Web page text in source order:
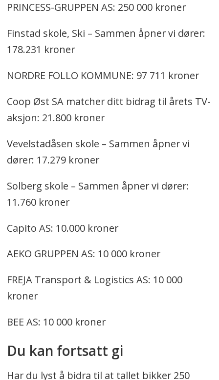
PRINCESS-GRUPPEN AS: 250 000 kroner
Finstad skole, Ski – Sammen åpner vi dører:
178.231 kroner
NORDRE FOLLO KOMMUNE: 97 711 kroner
Coop Øst SA matcher ditt bidrag til årets TV-
aksjon: 21.800 kroner
Vevelstadåsen skole – Sammen åpner vi
dører: 17.279 kroner
Solberg skole – Sammen åpner vi dører:
11.760 kroner
Capito AS: 10.000 kroner
AEKO GRUPPEN AS: 10 000 kroner
FREJA Transport & Logistics AS: 10 000
kroner
BEE AS: 10 000 kroner
Du kan fortsatt gi
Har du lyst å bidra til at tallet bikker 250